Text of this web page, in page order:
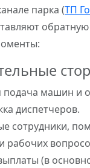
парка (ТП
обратную
подача машин и
диспетчеров.
сотрудники,
рабочих
(в